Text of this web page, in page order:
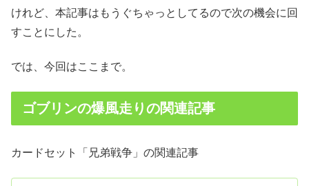
けれど、本記事はもうぐちゃっとしてるので次の機会に回
すことにした。
では、今回はここまで。
ゴブリンの爆風走りの関連記事
カードセット「兄弟戦争」の関連記事